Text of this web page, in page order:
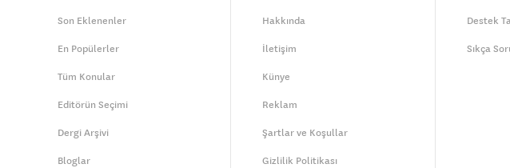
Son Eklenenler
En Popülerler
Tüm Konular
Editörün Seçimi
Dergi Arşivi
Bloglar
Hakkında
İletişim
Künye
Reklam
Şartlar ve Koşullar
Gizlilik Politikası
Destek
Sıkça